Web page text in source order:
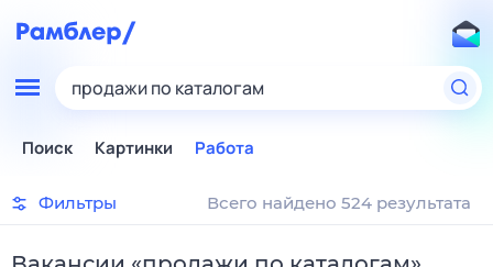
продажи по каталогам
Поиск Картинки Работа
Фильтры Всего найдено 524 результата